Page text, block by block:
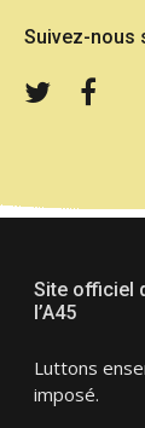
Suivez-nous
Twitter
Site officiel
l’A45
Luttons
imposé.